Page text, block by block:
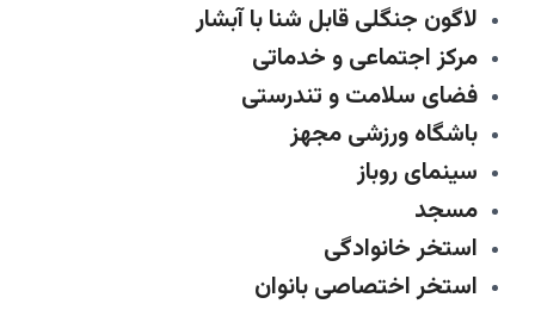
لاگون جنگلی قابل شنا با آبشار
مرکز اجتماعی و خدماتی
فضای سلامت و تندرستی
باشگاه ورزشی مجهز
سینمای روباز
مسجد
استخر خانوادگی
استخر اختصاصی بانوان